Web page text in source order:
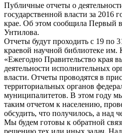
Публичные отчеты о
государственной власти за 2016
крае. Об этом сообщила Первый
Унтилова.
Отчеты будут проходить с 19 по
краевой научной библиотеке
«Ежегодно Правительство края
деятельности исполнительных
власти. Отчеты проводятся в
территориальных органов
муниципалитетов. В этом году
таким отчетом к населению,
обсудить, что получилось, а над
Мы будем готовы к обратной
решению тех или иных задач.